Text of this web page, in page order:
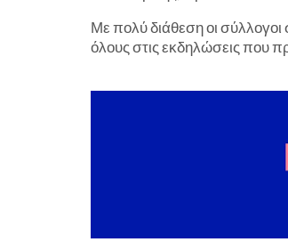
Με πολύ διάθεση οι
όλους στις εκδηλώσεις που